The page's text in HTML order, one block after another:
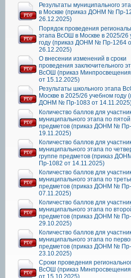
Результаты муниципального
в Москве (приказ ДОНМ № Пр-
26.12.2025)
Порядок проведения
этапа ВсОШ в Москве в 2025/26
году (приказ ДОНМ № Пр-1264
26.12.2025)
О внесении изменений в сроки
проведения заключительного
ВсОШ (приказ
от 15.12.2025)
Результаты школьного этапа
Москве в 2025/26 учебном году
ДОНМ № Пр-1083 от
Количество баллов для
муниципального этапа по пятой
предметов (приказ ДОНМ №
19.11.2025)
Количество баллов для
муниципального этапа по
группе предметов (приказ
Пр-1082 от 14.11.2025)
Количество баллов для
муниципального этапа по
предметов (приказ ДОНМ №
07.11.2025)
Количество баллов для
муниципального этапа по
предметов (приказ ДОНМ №
29.10.2025)
Количество баллов для
муниципального этапа по
предметов (приказ ДОНМ №
23.10.2025)
Сроки проведения
ВсОШ (приказ
от 15.10.2025)